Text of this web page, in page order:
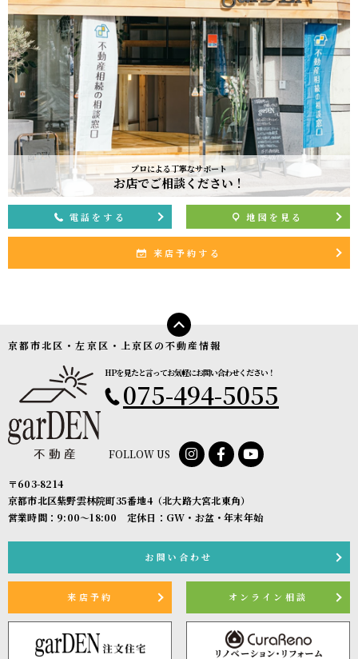
プロによる丁寧なサポート
お店でご相談ください！
電話をする 地図を見る
来店予約する
京都市北区・左京区・上京区の不動産情報
FOLLOW US
HPを見たと言ってお気軽にお問い合わせください！
075-494-5055
〒603-8214
京都市北区紫野雲林院町35番地4（北大路大宮北東角）
営業時間：9:00〜18:00 定休日：GW・お盆・年末年始
お問い合わせ
来店予約 オンライン相談